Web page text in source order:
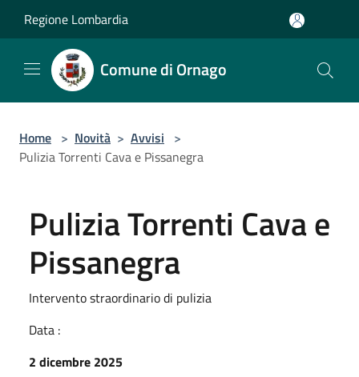
Regione Lombardia
Comune di Ornago
Home > Novità > Avvisi >
Pulizia Torrenti Cava e Pissanegra
Pulizia Torrenti Cava e
Pissanegra
Intervento straordinario di pulizia
Data :
2 dicembre 2025